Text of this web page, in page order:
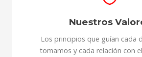
Nuestros
Los principios que guían cada
tomamos y cada relación con